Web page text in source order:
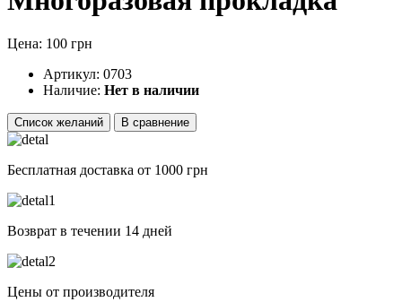
Цена: 100 грн
Артикул: 0703
Наличие: Нет в наличии
Список желаний В сравнение
Бесплатная доставка от 1000 грн
Возврат в течении 14 дней
Цены от производителя